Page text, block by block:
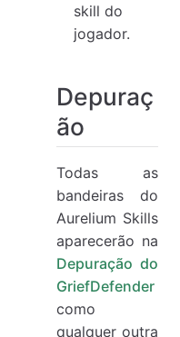
skill do
jogador.
Depuraç
ão
Todas as
bandeiras do
Aurelium Skills
aparecerão na
Depuração do
GriefDefender
como
qualquer outra